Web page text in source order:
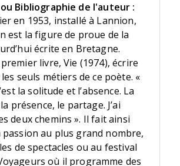
Bibliographie de l'auteur :
en 1953, installé à Lannion,
est la figure de proue de la
écrite en Bretagne.
livre, Vie (1974), écrire
seuls métiers de ce poète. «
la solitude et l’absence. La
présence, le partage. J’ai
deux chemins ». Il fait ainsi
au plus grand nombre,
de spectacles ou au festival
où il programme des